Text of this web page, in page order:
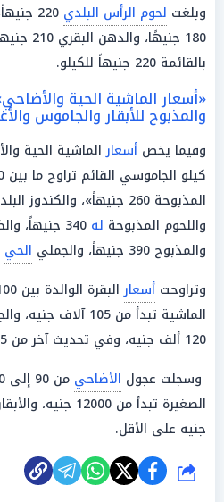
وبلغت لحوم الرأس البلدي
180
بالقائمة 220 جنيهاً للكيلو.
«أسعار الماشية الحية
والمذبوح للأبقار والجاموس
وفيما يخص أسعارالماشية الحية
واللحوم المذبوحة له
والمذبوح 390 جنيهاً، والجملي
الحي
وتراوحت أسعارالبقرة الوالدة بين 100 ألف جنيه، وفي
120 ألف جنيه، وفي تحديث آخر من 95 إلى 120 ألف جنيه.
وسجلت عجول الأضاحي
جنيه على الأقل.
شارك